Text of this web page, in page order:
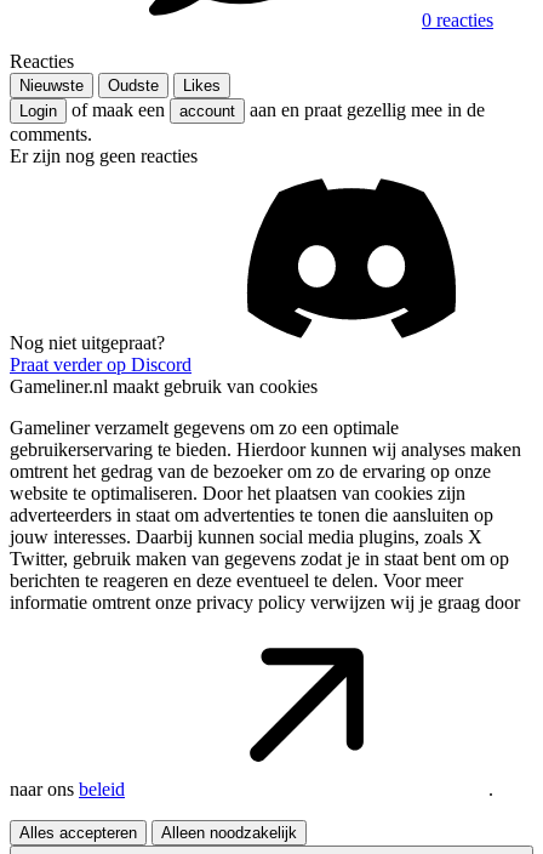
0 reacties
Reacties
Nieuwste Oudste
Likes
Login
of maak een account
aan en praat gezellig mee in de
comments.
Er zijn nog geen reacties
Nog niet uitgepraat?
Praat verder op Discord
Gameliner.nl maakt gebruik van cookies
Gameliner verzamelt gegevens om zo een optimale
gebruikerservaring te bieden. Hierdoor kunnen wij analyses maken
omtrent het gedrag van de bezoeker om zo de ervaring op onze
website te optimaliseren. Door het plaatsen van cookies zijn
adverteerders in staat om advertenties te tonen die aansluiten op
jouw interesses. Daarbij kunnen social media plugins, zoals X
Twitter, gebruik maken van gegevens zodat je in staat bent om op
berichten te reageren en deze eventueel te delen. Voor meer
informatie omtrent onze privacy policy verwijzen wij je graag door
naar ons beleid .
Alles accepteren Alleen noodzakelijk